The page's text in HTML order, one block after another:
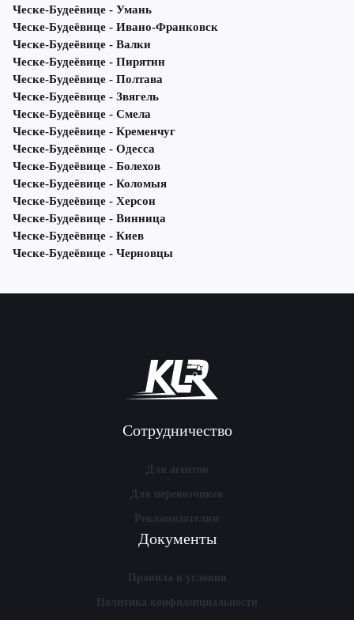
Ческе-Будеёвице - Умань
Ческе-Будеёвице - Ивано-Франковск
Ческе-Будеёвице - Валки
Ческе-Будеёвице - Пирятин
Ческе-Будеёвице - Полтава
Ческе-Будеёвице - Звягель
Ческе-Будеёвице - Смела
Ческе-Будеёвице - Кременчуг
Ческе-Будеёвице - Одесса
Ческе-Будеёвице - Болехов
Ческе-Будеёвице - Коломыя
Ческе-Будеёвице - Херсон
Ческе-Будеёвице - Винница
Ческе-Будеёвице - Киев
Ческе-Будеёвице - Черновцы
Сотрудничество
Для агентов
Для перевозчиков
Рекламодателям
Документы
Правила и условия
Политика конфиденциальности